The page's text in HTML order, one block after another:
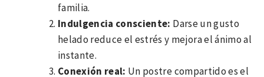
familia.
Indulgencia consciente: Darse un gusto
helado reduce el estrés y mejora el ánimo al
instante.
Conexión real: Un postre compartido es el